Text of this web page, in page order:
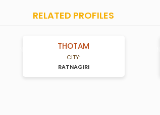
RELATED PROFILES
N/A Years oldTHOTAM
CITY:
RATNAGIRI